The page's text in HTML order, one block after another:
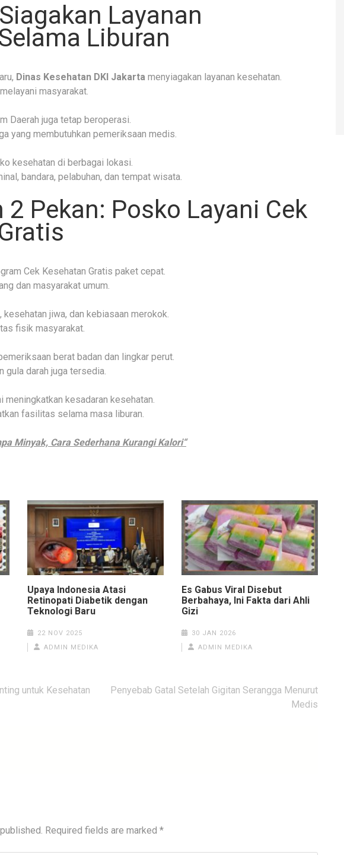
Layanan
Liburan
Dinas Kesehatan DKI Jakarta menyiagakan layanan kesehatan.
masyarakat.
Daerah juga tetap beroperasi.
yang membutuhkan pemeriksaan medis.
kesehatan di berbagai lokasi.
bandara, pelabuhan, dan tempat wisata.
2 Pekan: Posko Layani Cek
Cek Kesehatan Gratis paket cepat.
dan masyarakat umum.
jiwa, dan kebiasaan merokok.
fisik masyarakat.
berat badan dan lingkar perut.
gula darah juga tersedia.
meningkatkan kesadaran kesehatan.
fasilitas selama masa liburan.
Minyak, Cara Sederhana Kurangi Kalori“
Upaya Indonesia Atasi
Retinopati Diabetik dengan
Teknologi Baru
22 NOV 2025
ADMIN MEDIKA
Es Gabus Viral Disebut
Berbahaya, Ini Fakta dari Ahli
Gizi
30 JAN 2026
ADMIN MEDIKA
untuk Kesehatan
Penyebab Gatal Setelah Gigitan Serangga Menurut
Medis
Required fields are marked *